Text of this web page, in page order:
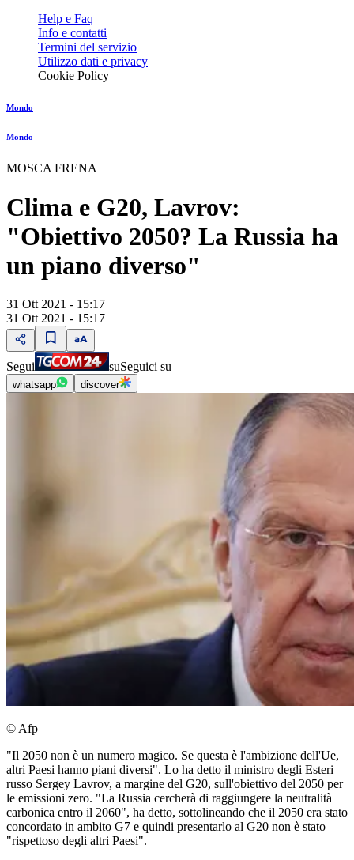
Help e Faq
Info e contatti
Termini del servizio
Utilizzo dati e privacy
Cookie Policy
Mondo
Mondo
MOSCA FRENA
Clima e G20, Lavrov:
"Obiettivo 2050? La Russia ha
un piano diverso"
31 Ott 2021 - 15:17
31 Ott 2021 - 15:17
Segui suSeguici su
whatsapp discover
© Afp
"Il 2050 non è un numero magico. Se questa è l'ambizione dell'Ue,
altri Paesi hanno piani diversi". Lo ha detto il ministro degli Esteri
russo Sergey Lavrov, a margine del G20, sull'obiettivo del 2050 per
le emissioni zero. "La Russia cercherà di raggiungere la neutralità
carbonica entro il 2060", ha detto, sottolineando che il 2050 era stato
concordato in ambito G7 e quindi presentarlo al G20 non è stato
"rispettoso degli altri Paesi".